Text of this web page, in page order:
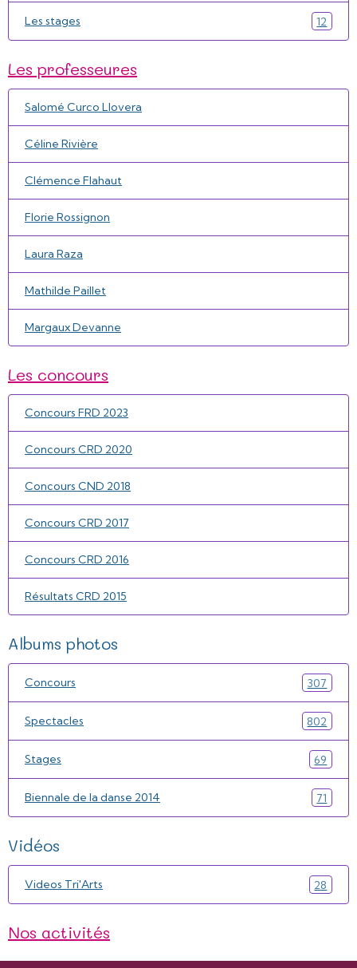
Les stages 12
Les professeures
Salomé Curco Llovera
Céline Rivière
Clémence Flahaut
Florie Rossignon
Laura Raza
Mathilde Paillet
Margaux Devanne
Les concours
Concours FRD 2023
Concours CRD 2020
Concours CND 2018
Concours CRD 2017
Concours CRD 2016
Résultats CRD 2015
Albums photos
Concours 307
Spectacles 802
Stages 69
Biennale de la danse 2014 71
Vidéos
Videos Tri'Arts 28
Nos activités